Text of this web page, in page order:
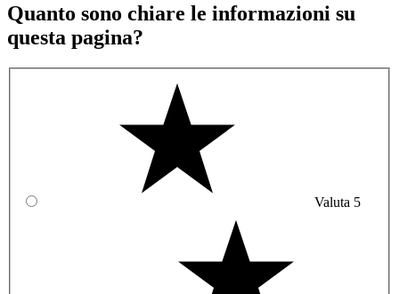
Quanto sono chiare le informazioni su
questa pagina?
Valuta 5